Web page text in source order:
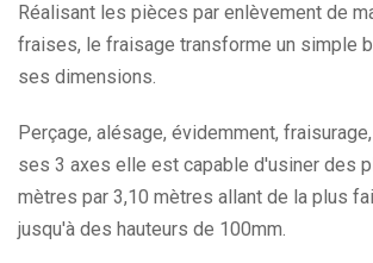
Réalisant les pièces par enlèvement de
fraises, le fraisage transforme un simple
ses dimensions.
Perçage, alésage, évidemment,
ses 3 axes elle est capable d'usiner des
mètres par 3,10 mètres allant de la plus
jusqu'à des hauteurs de 100mm.